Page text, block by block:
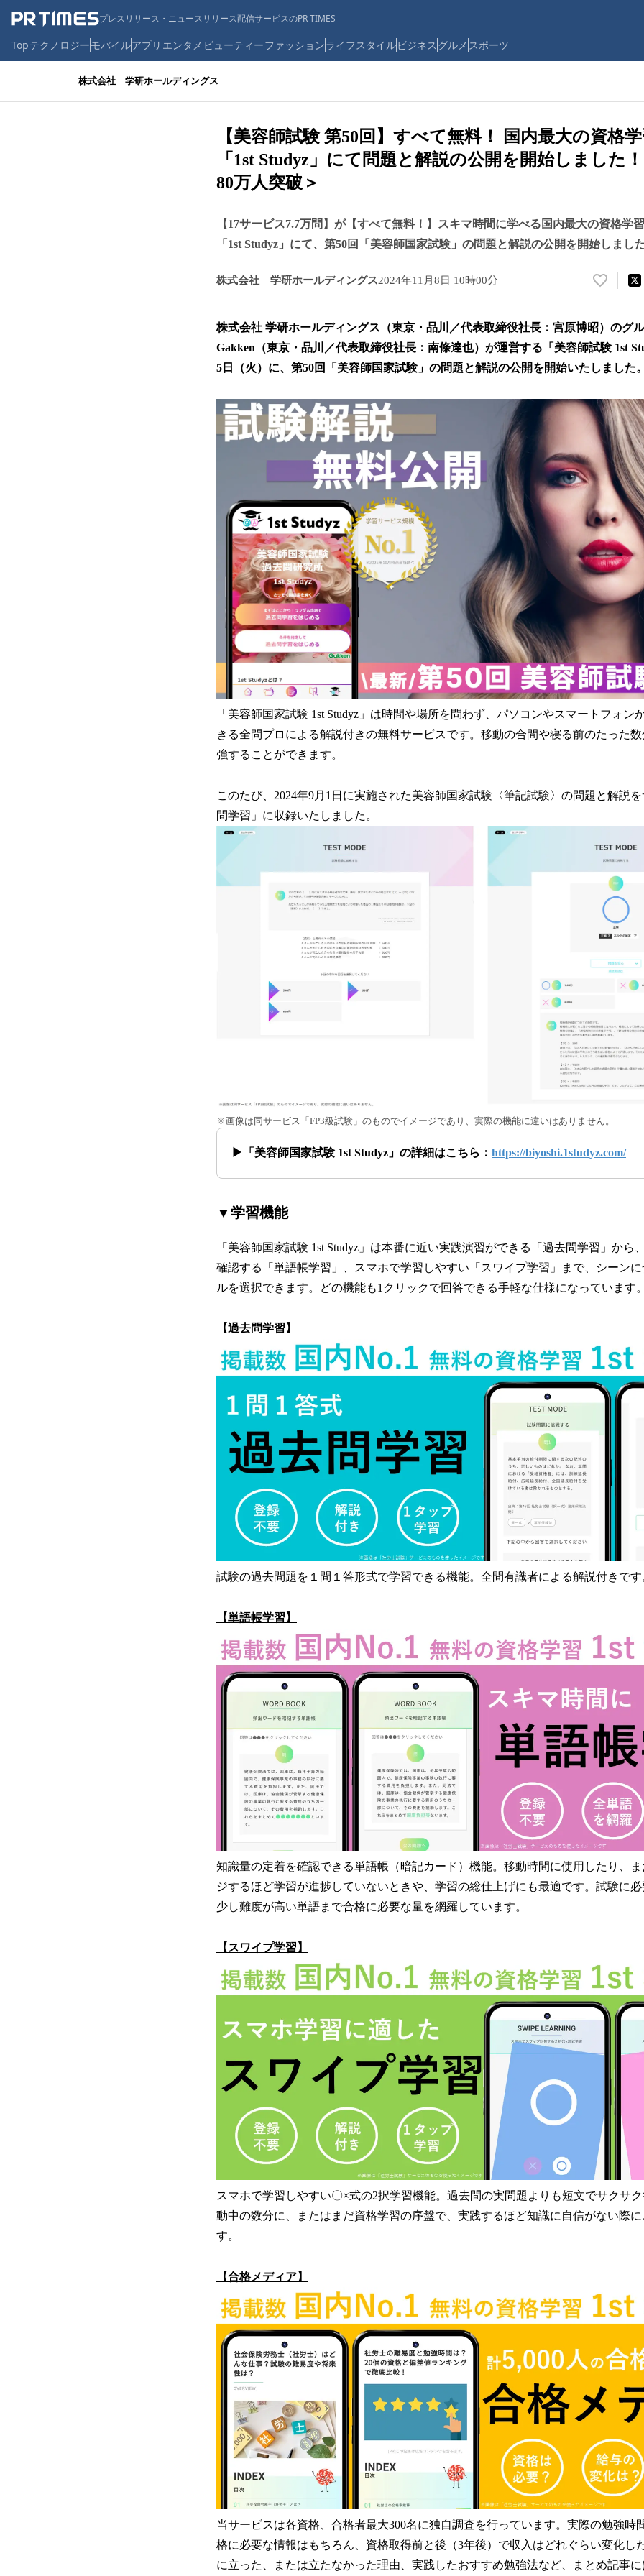
プレスリリース・ニュースリリース配信サービスのPR TIMES
Topテクノロジーモバイルアプリ エンタメ ビューティーファッションライフスタイルビジネス グルメ スポーツ
株式会社 学研ホールディングス
【美容師試験 第50回】すべて無料！ 国内最大の資格
「1st Studyz」にて問題と解説の公開を開始しました
80万人突破＞
【17サービス7.7万問】が【すべて無料！】スキマ時間に学べる国内最大の資格学
「1st Studyz」にて、第50回「美容師国家試験」の問題と解説の公開を開始しまし
株式会社 学研ホールディングス2024年11月8日 10時00分
い
！
数
を
読
込
み
中
で
す
株式会社 学研ホールディングス（東京・品川／代表取締役社長：宮原博昭）のグ
Gakken（東京・品川／代表取締役社長：南條達也）が運営する「美容師試験 1st
5日（火）に、第50回「美容師国家試験」の問題と解説の公開を開始いたしました
「美容師国家試験 1st Studyz」は時間や場所を問わず、パソコンやスマートフォン
きる全問プロによる解説付きの無料サービスです。移動の合間や寝る前のたった
強することができます。
このたび、2024年9月1日に実施された美容師国家試験〈筆記試験〉の問題と解説
問学習」に収録いたしました。
※画像は同サービス「FP3級試験」のものでイメージであり、実際の機能に違いはありません。
▶「美容師国家試験 1st Studyz」の詳細はこちら： https://biyoshi.1studyz.com/
▼学習機能
「美容師国家試験 1st Studyz」は本番に近い実践演習ができる「過去問学習」から
確認する「単語帳学習」、スマホで学習しやすい「スワイプ学習」まで、シーン
ルを選択できます。どの機能も1クリックで回答できる手軽な仕様になっています
【過去問学習】
試験の過去問題を１問１答形式で学習できる機能。全問有識者による解説付きです
【単語帳学習】
知識量の定着を確認できる単語帳（暗記カード）機能。移動時間に使用したり、
ジするほど学習が進捗していないときや、学習の総仕上げにも最適です。試験に
少し難度が高い単語まで合格に必要な量を網羅しています。
【スワイプ学習】
スマホで学習しやすい〇×式の2択学習機能。過去問の実問題よりも短文でサクサ
動中の数分に、またはまだ資格学習の序盤で、実践するほど知識に自信がない際
す。
【合格メディア】
当サービスは各資格、合格者最大300名に独自調査を行っています。実際の勉強時
格に必要な情報はもちろん、資格取得前と後（3年後）で収入はどれぐらい変化し
に立った、または立たなかった理由、実践したおすすめ勉強法など、まとめ記事